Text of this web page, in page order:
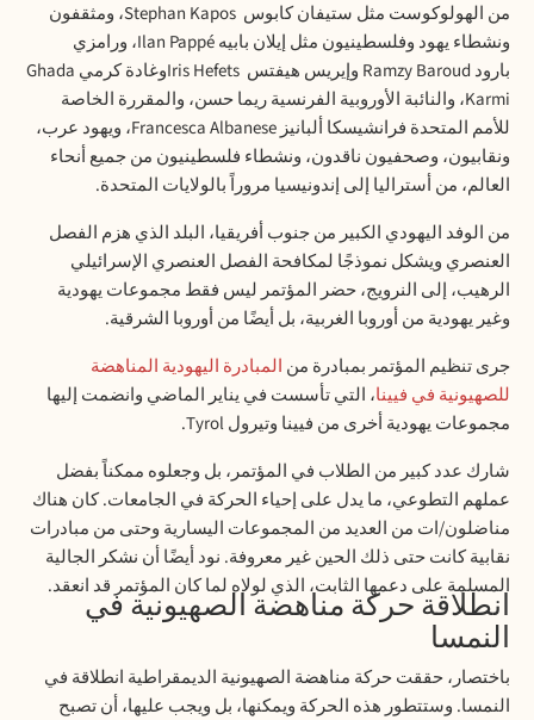
من الهولوكوست مثل ستيفان كابوس Stephan Kapos، ومثقفون
ونشطاء يهود وفلسطينيون مثل إيلان بابيهIlan Pappé، ورامزي
بارود Ramzy Baroud وإيريس هيفتس Iris Hefetsوغادة كرمي Ghada
Karmi، والنائبة الأوروبية الفرنسية ريما حسن، والمقررة الخاصة
للأمم المتحدة فرانشيسكا ألبانيز Francesca Albanese، ويهود عرب،
ونقابيون، وصحفيون ناقدون، ونشطاء فلسطينيون من جميع أنحاء
العالم، من أستراليا إلى إندونيسيا مروراً بالولايات المتحدة.
من الوفد اليهودي الكبير من جنوب أفريقيا، البلد الذي هزم الفصل
العنصري ويشكل نموذجًا لمكافحة الفصل العنصري الإسرائيلي
الرهيب، إلى النرويج، حضر المؤتمر ليس فقط مجموعات يهودية
وغير يهودية من أوروبا الغربية، بل أيضًا من أوروبا الشرقية.
جرى تنظيم المؤتمر بمبادرة من المبادرة اليهودية المناهضة
للصهيونية في فيينا، التي تأسست في يناير الماضي وانضمت إليها
مجموعات يهودية أخرى من فيينا وتيرولTyrol
.
شارك عدد كبير من الطلاب في المؤتمر، بل وجعلوه ممكناً بفضل
عملهم التطوعي، ما يدل على إحياء الحركة في الجامعات. كان هناك
مناضلون/ات من العديد من المجموعات اليسارية وحتى من مبادرات
نقابية كانت حتى ذلك الحين غير معروفة. نود أيضًا أن نشكر الجالية
المسلمة على دعمها الثابت، الذي لولاه لما كان المؤتمر قد انعقد. انطلاقة حركة مناهضةالصهيونية في
النمسا
باختصار، حققت حركة مناهضة الصهيونية الديمقراطية انطلاقة في
النمسا. وستتطور هذه الحركة ويمكنها، بل ويجب عليها، أن تصبح